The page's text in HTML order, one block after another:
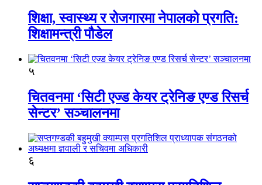
शिक्षा, स्वास्थ्य र रोजगारमा नेपालको प्रगति:
शिक्षामन्त्री पौडेल
५
चितवनमा ‘सिटी एज्ड केयर ट्रेनिङ एण्ड रिसर्च
सेन्टर’ सञ्चालनमा
६